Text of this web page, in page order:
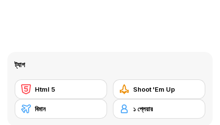
ট্যাগ
Html 5 Shoot 'Em Up
বিমান ১ প্লেয়ার